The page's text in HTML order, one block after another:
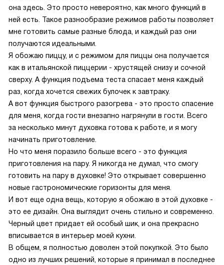
она здесь. Это просто невероятно, как много функций в
ней есть. Такое разнообразие режимов работы позволяет
мне готовить самые разные блюда, и каждый раз они
получаются идеальными.
Я обожаю пиццу, и с режимом для пиццы она получается
как в итальянской пиццерии - хрустящей снизу и сочной
сверху. А функция подъема теста спасает меня каждый
раз, когда хочется свежих булочек к завтраку.
А вот функция быстрого разогрева - это просто спасение
для меня, когда гости внезапно нагрянули в гости. Всего
за несколько минут духовка готова к работе, и я могу
начинать приготовление.
Но что меня поразило больше всего - это функция
приготовления на пару. Я никогда не думал, что смогу
готовить на пару в духовке! Это открывает совершенно
новые гастрономические горизонты для меня.
И вот еще одна вещь, которую я обожаю в этой духовке -
это ее дизайн. Она выглядит очень стильно и современно.
Черный цвет придает ей особый шик, и она прекрасно
вписывается в интерьер моей кухни.
В общем, я полностью доволен этой покупкой. Это было
одно из лучших решений, которые я принимал в последнее